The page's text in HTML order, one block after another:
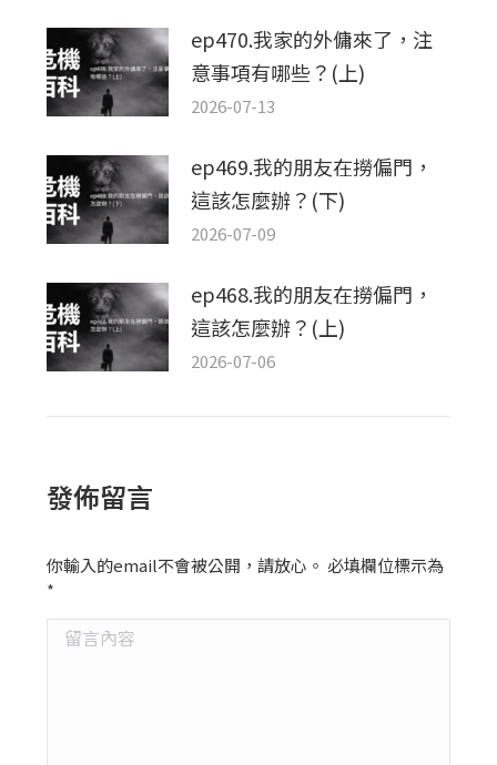
ep470.我家的外傭來了，注
意事項有哪些？(上)
2026-07-13
ep469.我的朋友在撈偏門，
這該怎麼辦？(下)
2026-07-09
ep468.我的朋友在撈偏門，
這該怎麼辦？(上)
2026-07-06
發佈留言
你輸入的email不會被公開，請放心。 必填欄位標示為
*
留言內容